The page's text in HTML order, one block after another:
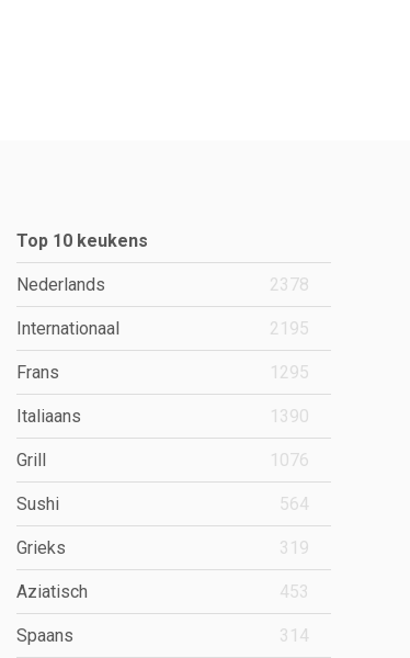
Top 10 keukens
Nederlands 2378
Internationaal 2195
Frans 1295
Italiaans 1390
Grill 1076
Sushi 564
Grieks 319
Aziatisch 453
Spaans 314